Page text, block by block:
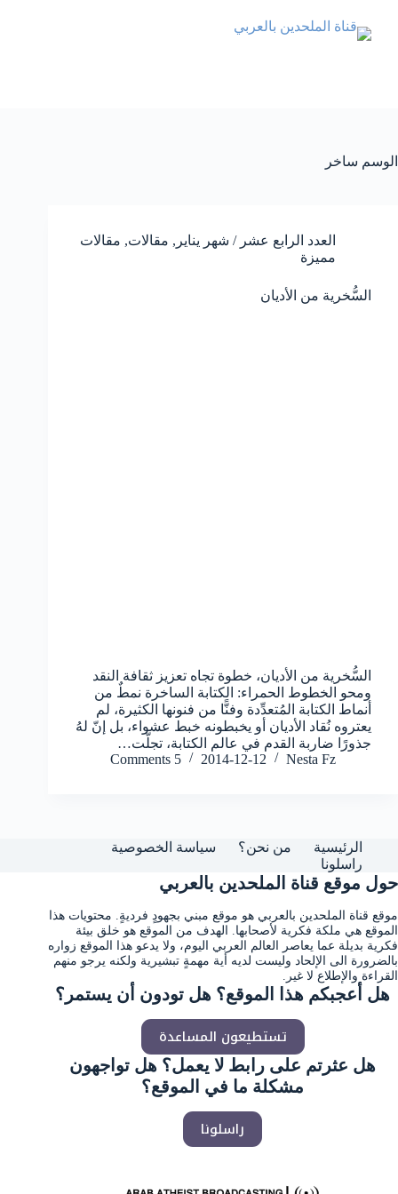
الوسم ساخر
العدد الرابع عشر / شهر يناير , مقالات, مقالات
مميزة
السُّخرية من الأديان
السُّخرية من الأديان، خطوة تجاه تعزيز ثقافة النقد
ومحو الخطوط الحمراء: الكتابة الساخرة نمطٌ من
أنماط الكتابة المُتعدِّدة وفنًّا من فنونها الكثيرة، لم
يعتروه نُقاد الأديان أو يخبطونه خبط عشواء، بل إنّ لهُ
جذورًا ضاربة القدم في عالم الكتابة، تجلّت…
Nesta Fz
2014-12-12
5 Comments
الرئيسية من نحن؟
سياسة الخصوصية
راسلونا
حول موقع قناة الملحدين بالعربي
موقع قناة الملحدين بالعربي هو موقع مبني بجهودٍ فرديةٍ. محتويات هذا
الموقع هي ملكة فكرية لأصحابها. الهدف من الموقع هو خلق بيئة
فكرية بديلة عما يعاصر العالم العربي اليوم، ولا يدعو هذا الموقع زواره
بالضرورة الى الإلحاد وليست لديه أية مهمةٍ تبشيرية ولكنه يرجو منهم
القراءة والإطلاع لا غير.
هل أعجبكم هذا الموقع؟ هل تودون أن يستمر؟
تستطيعون المساعدة
هل عثرتم على رابط لا يعمل؟ هل تواجهون
مشكلة ما في الموقع؟
راسلونا